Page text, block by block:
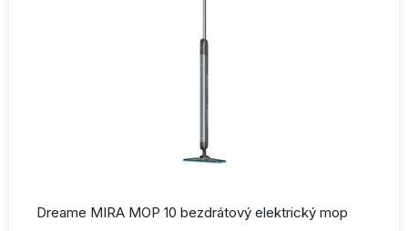
Dreame MIRA MOP 10 bezdrátový elektrický mop